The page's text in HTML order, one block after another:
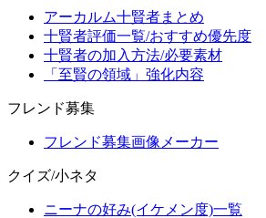
アーカルム十賢者まとめ
十賢者評価一覧/おすすめ優先度
十賢者の加入方法/必要素材
「至賢の領域」強化内容
フレンド募集
フレンド募集画像メーカー
クイズ/小ネタ
ニーナの好み(イケメン度)一覧